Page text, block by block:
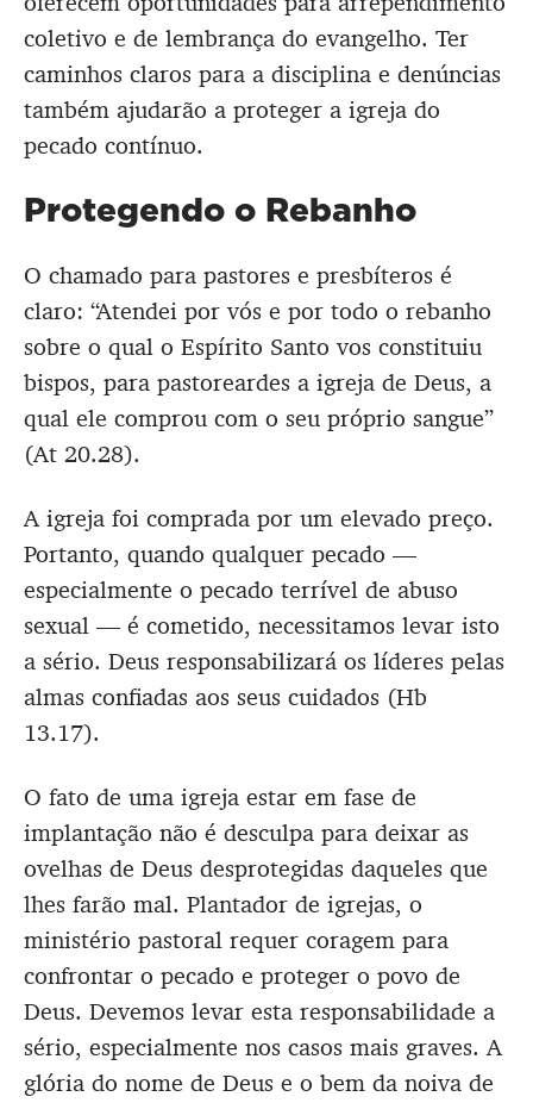
coletivo e de lembrança do evangelho. Ter
caminhos claros para a disciplina e denúncias
também ajudarão a proteger a igreja do
pecado contínuo.
Protegendo o Rebanho
O chamado para pastores e presbíteros é
claro: “Atendei por vós e por todo o rebanho
sobre o qual o Espírito Santo vos constituiu
bispos, para pastoreardes a igreja de Deus, a
qual ele comprou com o seu próprio sangue”
(At 20.28).
A igreja foi comprada por um elevado preço.
Portanto, quando qualquer pecado —
especialmente o pecado terrível de abuso
sexual — é cometido, necessitamos levar isto
a sério. Deus responsabilizará os líderes pelas
almas confiadas aos seus cuidados (Hb
13.17).
O fato de uma igreja estar em fase de
implantação não é desculpa para deixar as
ovelhas de Deus desprotegidas daqueles que
lhes farão mal. Plantador de igrejas, o
ministério pastoral requer coragem para
confrontar o pecado e proteger o povo de
Deus. Devemos levar esta responsabilidade a
sério, especialmente nos casos mais graves. A
glória do nome de Deus e o bem da noiva de